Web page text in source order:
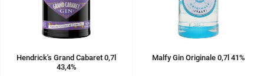
Hendrick's Grand Cabaret 0,7l
43,4%
Malfy Gin Originale 0,7l 41%